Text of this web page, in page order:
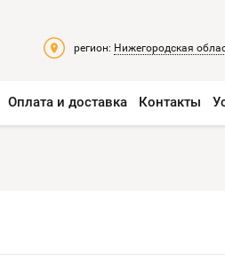
регион: Нижегородская
Оплата и доставка Контакты